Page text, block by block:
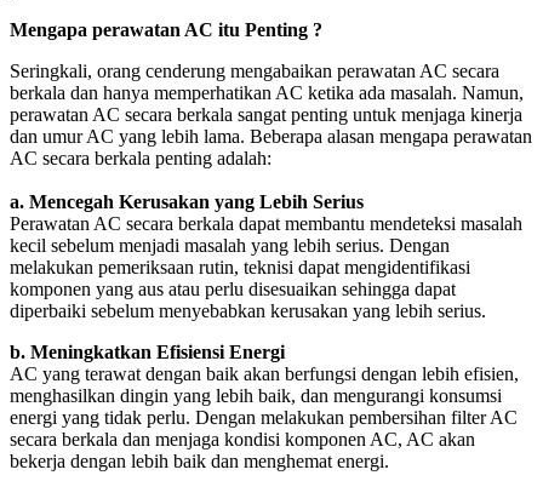
Mengapa perawatan AC itu Penting ?
Seringkali, orang cenderung mengabaikan perawatan AC secara
berkala dan hanya memperhatikan AC ketika ada masalah. Namun,
perawatan AC secara berkala sangat penting untuk menjaga kinerja
dan umur AC yang lebih lama. Beberapa alasan mengapa perawatan
AC secara berkala penting adalah:
a. Mencegah Kerusakan yang Lebih Serius
Perawatan AC secara berkala dapat membantu mendeteksi masalah
kecil sebelum menjadi masalah yang lebih serius. Dengan
melakukan pemeriksaan rutin, teknisi dapat mengidentifikasi
komponen yang aus atau perlu disesuaikan sehingga dapat
diperbaiki sebelum menyebabkan kerusakan yang lebih serius.
b. Meningkatkan Efisiensi Energi
AC yang terawat dengan baik akan berfungsi dengan lebih efisien,
menghasilkan dingin yang lebih baik, dan mengurangi konsumsi
energi yang tidak perlu. Dengan melakukan pembersihan filter AC
secara berkala dan menjaga kondisi komponen AC, AC akan
bekerja dengan lebih baik dan menghemat energi.